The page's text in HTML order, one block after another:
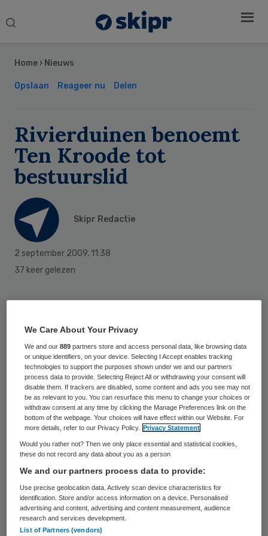
Search
Home › Nieuws
Opslaan Reageer nu Delen
Rivierduinen benoemt
Ten Kroode tot
bestuurslid
Skipr Redactie
2 september 2009, 11:38
37 keer gelezen
Marjolein ten Kroode is door de
toezichthouders van ggz-organisatie
Rivierduinen benoemd tot lid van de raad
van bestuur. Vanaf 1 november volgt Ten
Kroode Jan Bastiaansen op.
Loopbaan Ten Kroode
Bastiaansen gaat in september met
voorzitter van de Sociale Verzekeringsbank
Zij is verantwoordelijk voor de portefeuille
dienstverlening. Zij doceert daarnaast bij
Sidebar
We Care About Your Privacy
We and our889 partners store and access personal data, like browsing data
or unique identifiers, on your device. Selecting I Accept enables tracking
technologies to support the purposes shown under we and our partners
process data to provide. Selecting Reject All or withdrawing your consent will
disable them. If trackers are disabled, some content and ads you see may not
be as relevant to you. You can resurface this menu to change your choices or
withdraw consent at any time by clicking the Manage Preferences link on the
bottom of the webpage. Your choices will have effect within our Website. For
more details, refer to our Privacy Policy.
Privacy Statement
Would you rather not? Then we only place essential and statistical cookies,
these do not record any data about you as a person
We and our partners process data to provide:
Use precise geolocation data. Actively scan device characteristics for
identification. Store and/or access information on a device. Personalised
advertising and content, advertising and content measurement, audience
research and services development.
List of Partners (vendors)